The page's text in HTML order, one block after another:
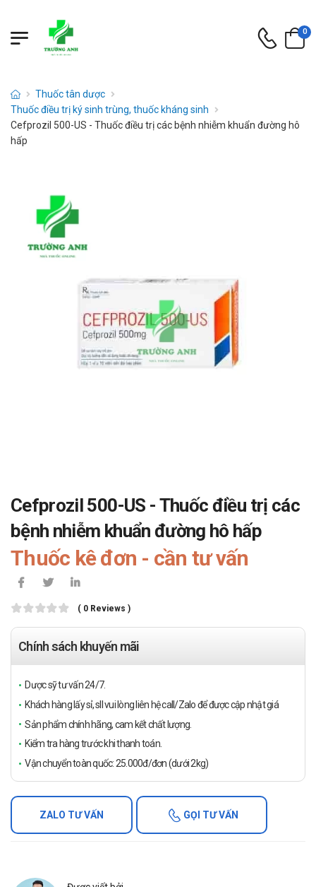
0
Thuốc tân dược
Thuốc điều trị ký sinh trùng, thuốc kháng sinh
Cefprozil 500-US - Thuốc điều trị các bệnh nhiễm khuẩn đường hô
hấp
Cefprozil 500-US - Thuốc điều trị các
bệnh nhiễm khuẩn đường hô hấp
Thuốc kê đơn - cần tư vấn
( 0 Reviews )
Chính sách khuyến mãi
Dược sỹ tư vấn 24/7.
Khách hàng lấy sỉ, sll vui lòng liên hệ call/Zalo để được cập nhật giá
Sản phẩm chính hãng, cam kết chất lượng.
Kiểm tra hàng trước khi thanh toán.
Vận chuyển toàn quốc: 25.000đ/đơn (dưới 2kg)
ZALO TƯ VẤN GỌI TƯ VẤN